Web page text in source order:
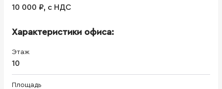
10 000 ₽, с НДС
Характеристики офиса:
Этаж
10
Площадь